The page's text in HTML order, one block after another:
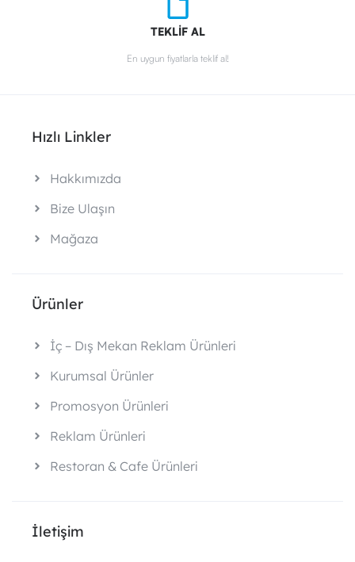
TEKLİF AL
En uygun fiyatlarla teklif al!
Hızlı Linkler
Hakkımızda
Bize Ulaşın
Mağaza
Ürünler
İç – Dış Mekan Reklam Ürünleri
Kurumsal Ürünler
Promosyon Ürünleri
Reklam Ürünleri
Restoran & Cafe Ürünleri
İletişim